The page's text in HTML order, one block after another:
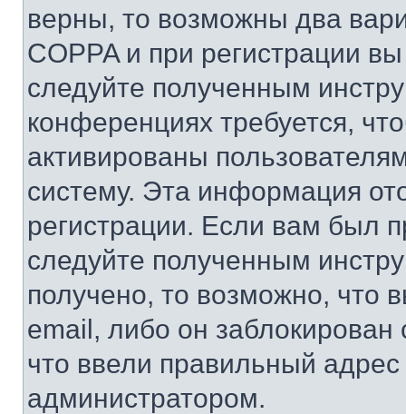
верны, то возможны два
COPPA и при регистрации
следуйте полученным
конференциях требуется,
активированы
систему. Эта информация
регистрации. Если вам был
следуйте полученным
получено, то возможно, что
email, либо он
что ввели правильный адрес
администратором.